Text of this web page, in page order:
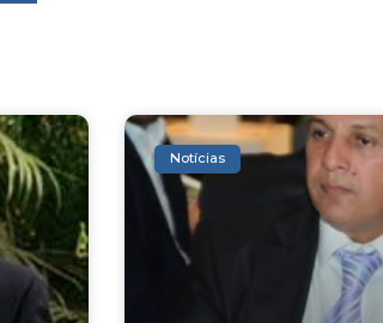
Notícias